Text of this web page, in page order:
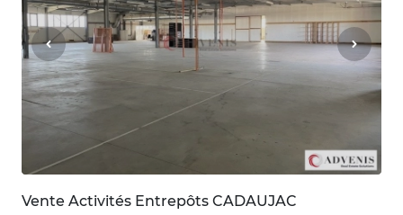
Vente Activités Entrepôts CADAUJAC